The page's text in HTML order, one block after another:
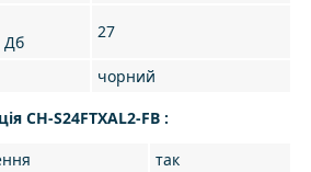
Дб
27
чорний
CH-S24FTXAL2-FB :
так